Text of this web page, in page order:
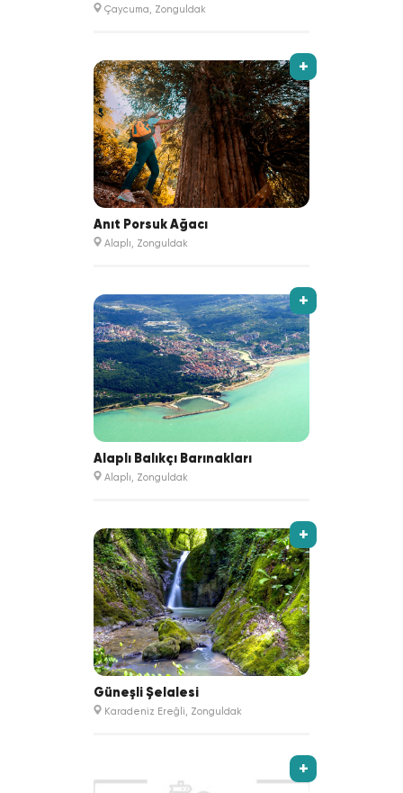
Çaycuma, Zonguldak
+
Anıt Porsuk Ağacı
Alaplı, Zonguldak
+
Alaplı Balıkçı Barınakları
Alaplı, Zonguldak
+
Güneşli Şelalesi
Karadeniz Ereğli, Zonguldak
+